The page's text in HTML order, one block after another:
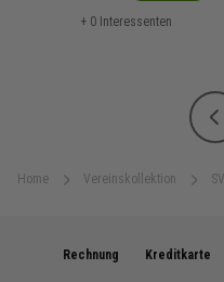
Home Vereinskollektion
+ 0 Interessenten
Rechnung Kreditkarte